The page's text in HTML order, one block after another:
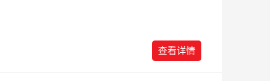
查看详情